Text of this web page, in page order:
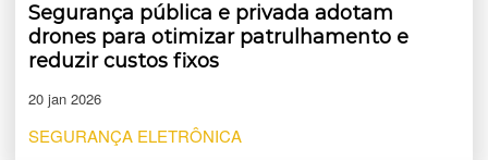
Segurança pública e privada adotam
drones para otimizar patrulhamento e
reduzir custos fixos
20 jan 2026
SEGURANÇA ELETRÔNICA